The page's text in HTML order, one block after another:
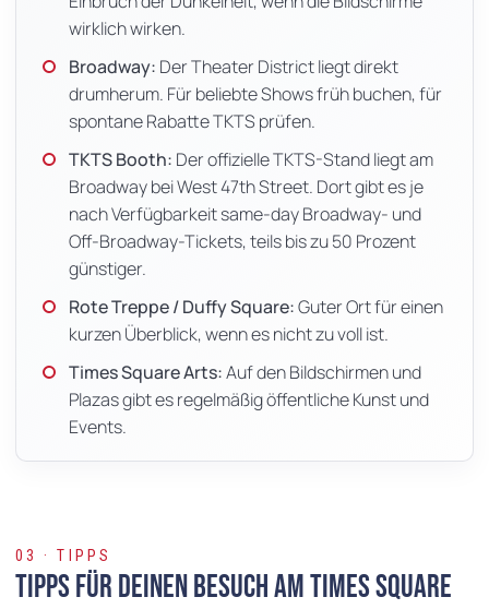
wirklich wirken.
Broadway: Der Theater District liegt direkt
drumherum. Für beliebte Shows früh buchen, für
spontane Rabatte TKTS prüfen.
TKTS Booth: Der offizielle TKTS-Stand liegt am
Broadway bei West 47th Street. Dort gibt es je
nach Verfügbarkeit same-day Broadway- und
Off-Broadway-Tickets, teils bis zu 50 Prozent
günstiger.
Rote Treppe / Duffy Square:Guter Ort für einen
kurzen Überblick, wenn es nicht zu voll ist.
Times Square Arts:Auf den Bildschirmen und
Plazas gibt es regelmäßig öffentliche Kunst und
Events.
03 · TIPPS
Tipps für deinen Besuch am Times Square